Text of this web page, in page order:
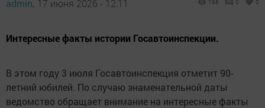
admin, 17 июня 2026 - 12:11 196 0 0
Интересные факты истории Госавтоинспекции.
В этом году 3 июля Госавтоинспекция отметит 90-
летний юбилей. По случаю знаменательной даты
ведомство обращает внимание на интересные факты